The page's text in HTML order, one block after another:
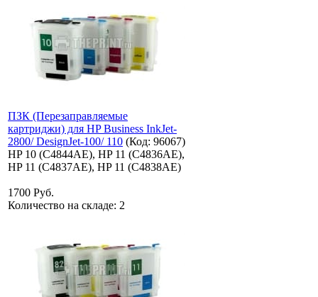
ПЗК (Перезаправляемые
картриджи) для HP Business InkJet-
2800/ DesignJet-100/ 110 (Код: 96067)
HP 10 (C4844AE), HP 11 (C4836AE),
HP 11 (C4837AE), HP 11 (C4838AE)
1700 Руб.
Количество на складе: 2